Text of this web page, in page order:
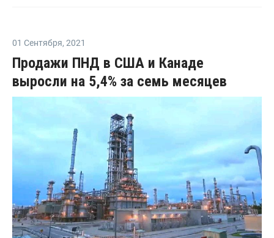
01 Сентября, 2021
Продажи ПНД в США и Канаде
выросли на 5,4% за семь месяцев